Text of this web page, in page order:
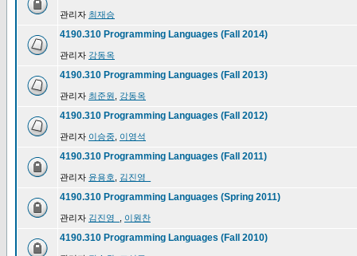
관리자 최재승
4190.310 Programming Languages (Fall 2014)
관리자 강동옥
4190.310 Programming Languages (Fall 2013)
관리자 최준원 강동옥
4190.310 Programming Languages (Fall 2012)
관리자 이승중 이영석
4190.310 Programming Languages (Fall 2011)
관리자 윤용호 김진영_
4190.310 Programming Languages (Spring 2011)
관리자 김진영_ 이원찬
4190.310 Programming Languages (Fall 2010)